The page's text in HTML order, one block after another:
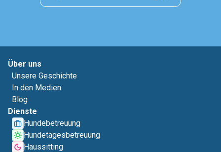
Über uns
Unsere Geschichte
In den Medien
Blog
Dienste
Hundebetreuung
Hundetagesbetreuung
Haussitting